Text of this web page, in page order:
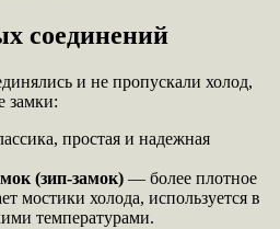
соединений
и не пропускали холод,
замки:
простая и надежная
(зип-замок) — более плотное
мостики холода, используется в
температурами.